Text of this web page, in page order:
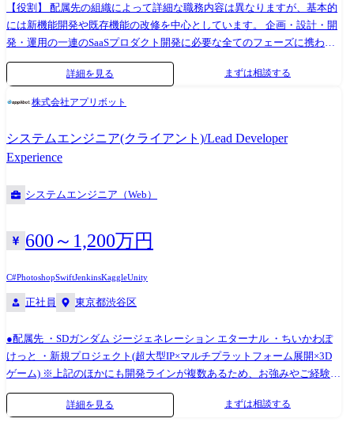
【役割】 配属先の組織によって詳細な職務内容は異なりますが、基本的
には新機能開発や既存機能の改修を中心としています。 企画・設計・開
発・運用の一連のSaaSプロダクト開発に必要な全てのフェーズに携わっ
ていただきます。 また、個人の主体性を歓迎する文化のため、業務領域
のみならず、組織的な改善提案や議論についても自由に行うことがで
をチームで担当していただきます。 ・(AI活用も含めた)既存プロダクト
の機能強化/改善案件 ・当社コンサルタント/サポートセンターからの製
の企画開発 ご希望や適性に応じて、人事・給与・勤怠・ID管理・タレン
には、5~10名程度のチームで、1ヶ月単位で設計～テストのサイクルを
繰り返します。 ・担当プロダクトへの、AIを活用した新機能および業務
ー、ストリーミング処理など)の設計・開発 ・非決定的なAIの挙動を前提
とした、最適なフロントエンドの状態管理およびUI/UXの設計(UIUXチー
プリケーションレイヤーでのコンテキスト制御やプロンプトエンジニア
リング ・サービス企画の立案 ・要件定義、詳細設計、レビュー等 ・
UIUXデザイン(UIUXチームとの連携)、レビュー等 ・実装、レビュー等
・テスト設計、テスト実施(自動化)、レビュー等 ・コンサル/サポートセ
ンターからの問い合わせ対応 ・チームメンバーのマネジメント業務(スク
詳細を見る まずは相談する
株式会社アプリボット
システムエンジニア(クライアント)/Lead Developer
Experience
システムエンジニア（Web）
600～1,200万円
C#PhotoshopSwiftJenkinsKaggleUnity
正社員 東京都渋谷区
●配属先 ・SDガンダム ジージェネレーション エターナル ・ちいかわぽ
けっと ・新規プロジェクト(超大型IP×マルチプラットフォーム展開×3D
ゲーム) ※上記のほかにも開発ラインが複数あるため、お強みやご経験に
応じて柔軟に検討させていただきます。 アプリボットの各ゲームタイト
ル開発を横断して支える技術組織「Applibot-LDX(Lead Developer
詳細を見る まずは相談する